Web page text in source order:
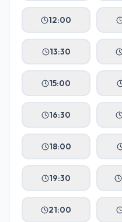
12:00
13:30
15:00
16:30
18:00
19:30
21:00